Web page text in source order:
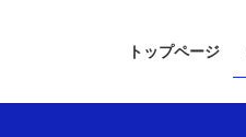
トップページ